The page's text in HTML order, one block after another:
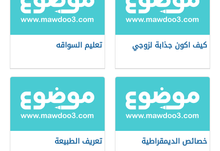
كيف اكون جذابة لزوجي تعليم السواقه
خصائص الديمقراطية تعريف الطبيعة